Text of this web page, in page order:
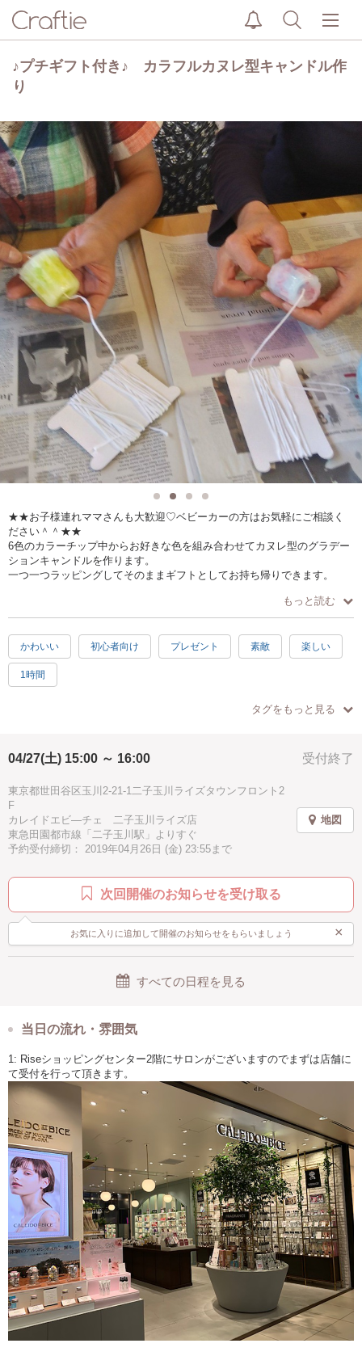
♪プチギフト付き♪ カラフルカヌレ型キャンドル作
り
★★お子様連れママさんも大歓迎♡ベビーカーの方はお気軽にご相談く
ださい＾＾★★
6色のカラーチップ中からお好きな色を組み合わせてカヌレ型のグラデー
ションキャンドルを作ります。
一つ一つラッピングしてそのままギフトとしてお持ち帰りできます。
★★お電話でのご予約も可能です★★
070-6487-3007
※お時間によって作るキャンドルの個数が異なります※
◆13:00 - 14:00：１個 ◆15:00 ~16:00：２個
もっと読む
かわいい 初心者向け プレゼント 素敵 楽しい
1時間
タグをもっと見る
受付終了
04/27(土) 15:00 ～ 16:00
東京都世田谷区玉川2-21-1二子玉川ライズタウンフロント2
F
カレイドエビ―チェ 二子玉川ライズ店
東急田園都市線「二子玉川駅」よりすぐ
予約受付締切： 2019年04月26日 (金) 23:55まで
地図
次回開催のお知らせを受け取る
お気に入りに追加して開催のお知らせをもらいましょう ×
すべての日程を見る
当日の流れ・雰囲気
1: Riseショッピングセンター2階にサロンがございますのでまずは店舗に
て受付を行って頂きます。